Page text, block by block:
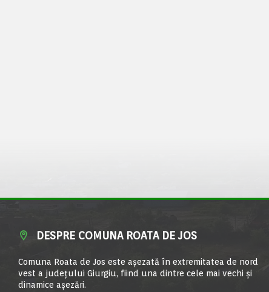
DESPRE COMUNA ROATA DE JOS
Comuna Roata de Jos este aşezată în extremitatea de nord
vest a judeţului Giurgiu, fiind una dintre cele mai vechi şi
dinamice aşezări.